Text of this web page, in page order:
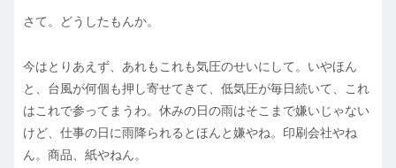
さて。どうしたもんか。
今はとりあえず、あれもこれも気圧のせいにして。いやほん
と、台風が何個も押し寄せてきて、低気圧が毎日続いて、これ
はこれで参ってまうわ。休みの日の雨はそこまで嫌いじゃない
けど、仕事の日に雨降られるとほんと嫌やね。印刷会社やね
ん。商品、紙やねん。